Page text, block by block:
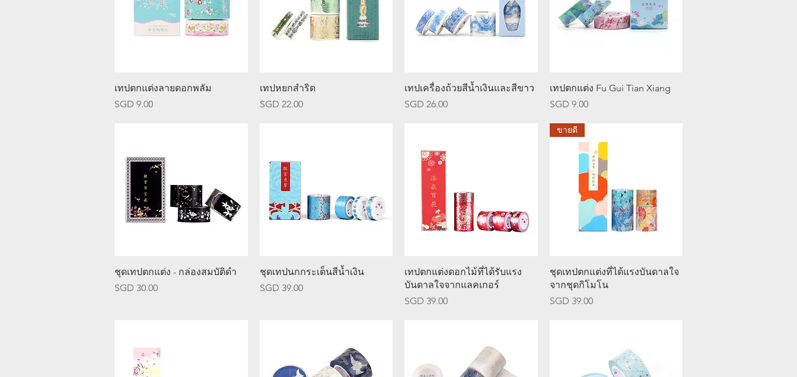
ดูข้อมูลด่วน
เทปตกแต่งลายดอกพลัม
ราคา
SGD 9.00
ดูข้อมูลด่วน
เทปหยกสำริด
ราคา
SGD 22.00
ดูข้อมูลด่วน
เทปเครื่องถ้วยสีน้ำเงินและสีขาว
ราคา
SGD 26.00
ดูข้อมูลด่วน
เทปตกแต่ง Fu Gui Tian Xiang
ราคา
SGD 9.00
ดูข้อมูลด่วน
ชุดเทปตกแต่ง - กล่องสมบัติดำ
ราคา
SGD 30.00
ดูข้อมูลด่วน
ชุดเทปนกกระเต็นสีน้ำเงิน
ราคา
SGD 39.00
ดูข้อมูลด่วน
เทปตกแต่งดอกไม้ที่ได้รับแรง
บันดาลใจจากแลคเกอร์
ราคา
SGD 39.00
ดูข้อมูลด่วน
ขายดี
ชุดเทปตกแต่งที่ได้แรงบันดาลใจ
จากชุดกิโมโน
ราคา
SGD 39.00